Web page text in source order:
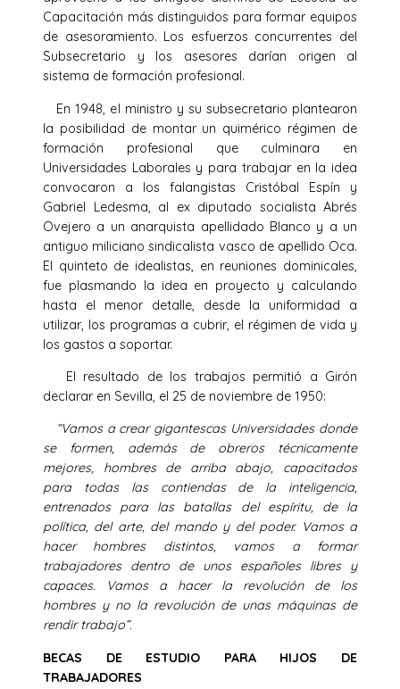
Capacitación más distinguidos para formar equipos
de asesoramiento. Los esfuerzos concurrentes del
Subsecretario y los asesores darían origen al
sistema de formación profesional.
En 1948, el ministro y su subsecretario plantearon
la posibilidad de montar un quimérico régimen de
formación profesional que culminara en
Universidades Laborales y para trabajar en la idea
convocaron a los falangistas Cristóbal Espín y
Gabriel Ledesma, al ex diputado socialista Abrés
Ovejero a un anarquista apellidado Blanco y a un
antiguo miliciano sindicalista vasco de apellido Oca.
El quinteto de idealistas, en reuniones dominicales,
fue plasmando la idea en proyecto y calculando
hasta el menor detalle, desde la uniformidad a
utilizar, los programas a cubrir, el régimen de vida y
los gastos a soportar.
El resultado de los trabajos permitió a Girón
declarar en Sevilla, el 25 de noviembre de 1950:
“Vamos a crear gigantescas Universidades donde
se formen, además de obreros técnicamente
mejores, hombres de arriba abajo, capacitados
para todas las contiendas de la inteligencia,
entrenados para las batallas del espíritu, de la
política, del arte, del mando y del poder. Vamos a
hacer hombres distintos, vamos a formar
trabajadores dentro de unos españoles libres y
capaces. Vamos a hacer la revolución de los
hombres y no la revolución de unas máquinas de
rendir trabajo”.
BECAS DE ESTUDIO PARA HIJOS DE
TRABAJADORES